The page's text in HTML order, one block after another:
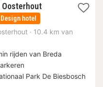
Oosterhout1
114
Design hotel
· 10.4 km van
rijden van Breda
Park De Biesbosch